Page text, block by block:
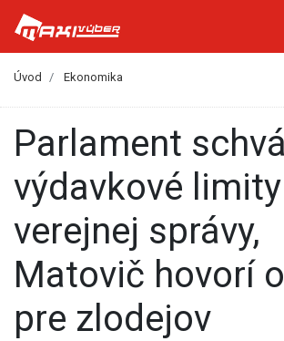
Úvod Ekonomika
Parlament schválil
výdavkové limity
verejnej správy,
Matovič hovorí
pre zlodejov